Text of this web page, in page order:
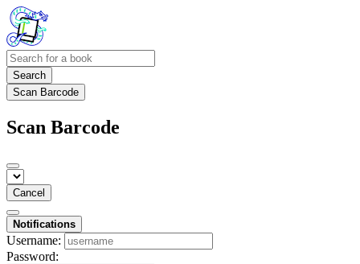
Search
Scan Barcode
Scan Barcode
Cancel
Notifications
Username:
Password: